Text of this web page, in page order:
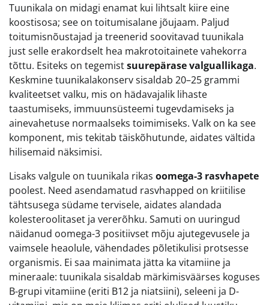
Tuunikala on midagi enamat kui lihtsalt kiire eine
koostisosa; see on toitumisalane jõujaam. Paljud
toitumisnõustajad ja treenerid soovitavad tuunikala
just selle erakordselt hea makrotoitainete vahekorra
tõttu. Esiteks on tegemistsuurepärase valguallikaga.
Keskmine tuunikalakonserv sisaldab 20–25 grammi
kvaliteetset valku, mis on hädavajalik lihaste
taastumiseks, immuunsüsteemi tugevdamiseks ja
ainevahetuse normaalseks toimimiseks. Valk on ka see
komponent, mis tekitab täiskõhutunde, aidates vältida
hilisemaid näksimisi.
Lisaks valgule on tuunikala rikas oomega-3 rasvhapete
poolest. Need asendamatud rasvhapped on kriitilise
tähtsusega südame tervisele, aidates alandada
kolesteroolitaset ja vererõhku. Samuti on uuringud
näidanud oomega-3 positiivset mõju ajutegevusele ja
vaimsele heaolule, vähendades põletikulisi protsesse
organismis. Ei saa mainimata jätta ka vitamiine ja
mineraale: tuunikala sisaldab märkimisväärses koguses
B-grupi vitamiine (eriti B12 ja niatsiini), seleeni ja D-